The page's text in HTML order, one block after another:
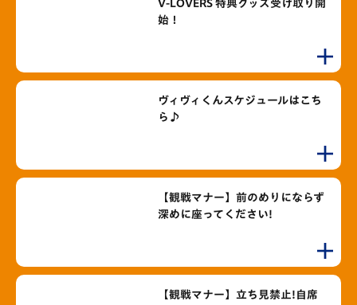
V-LOVERS 特典グッズ受け取り開
始！
ヴィヴィくんスケジュールはこち
ら♪
【観戦マナー】前のめりにならず
深めに座ってください!
【観戦マナー】立ち見禁止!自席